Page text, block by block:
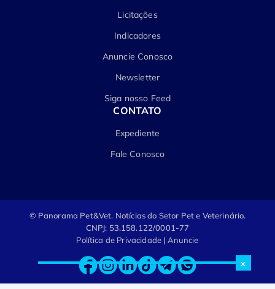
×
Licitações
Indicadores
Anuncie Conosco
Newsletter
Siga nosso Feed
CONTATO
Expediente
Fale Conosco
© Panorama Pet&Vet. Notícias do Setor Pet e Veterinário.
CNPJ: 53.158.122/0001-77
Política de Privacidade | Anuncie